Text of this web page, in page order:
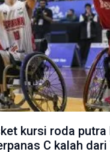
kursi roda putra
C kalah